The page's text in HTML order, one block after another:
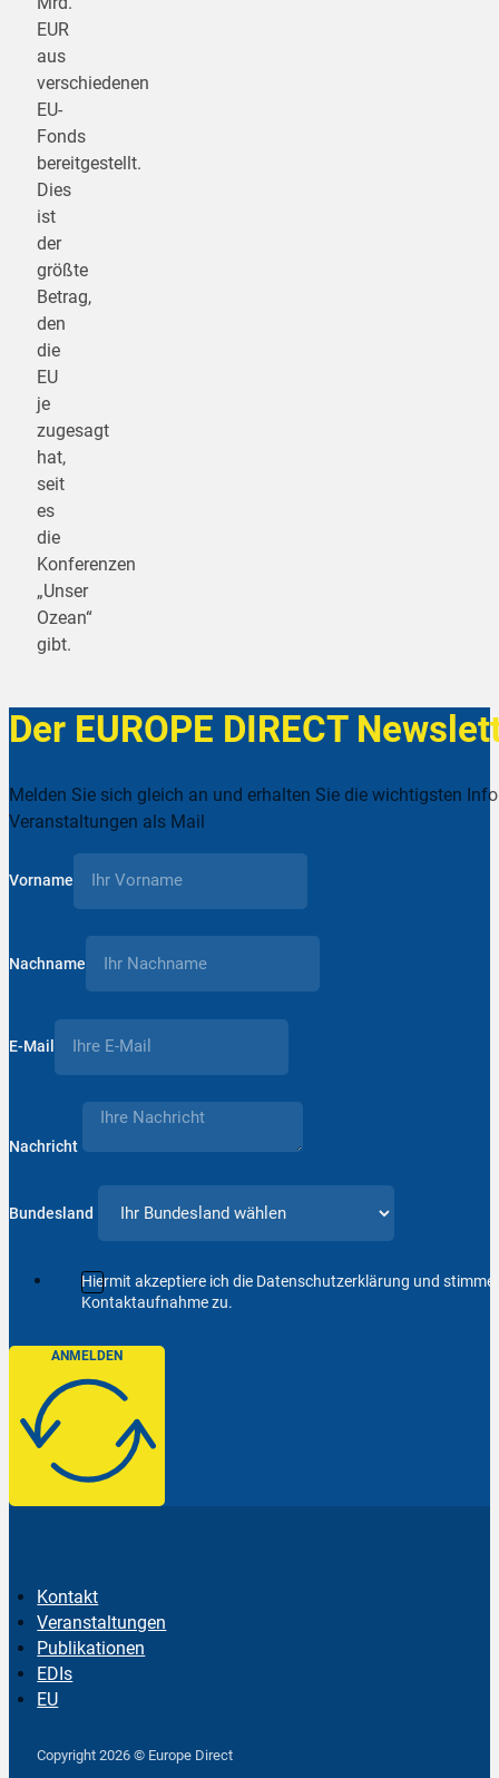
EUR
aus
verschiedenen
EU-
Fonds
bereitgestellt.
Dies
ist
der
größte
Betrag,
den
die
EU
je
zugesagt
hat,
seit
es
die
Konferenzen
„Unser
Ozean“
gibt.
Der EUROPE DIRECT
Melden Sie sich gleich an und erhalten Sie die wichtigsten
Veranstaltungen als Mail
Vorname
Nachname
E-Mail
Nachricht
Bundesland
Hiermit akzeptiere ich die Datenschutzerklärung und
Kontaktaufnahme zu.
ANMELDEN
Kontakt
Veranstaltungen
Publikationen
EDIs
EU
Copyright 2026 © Europe Direct